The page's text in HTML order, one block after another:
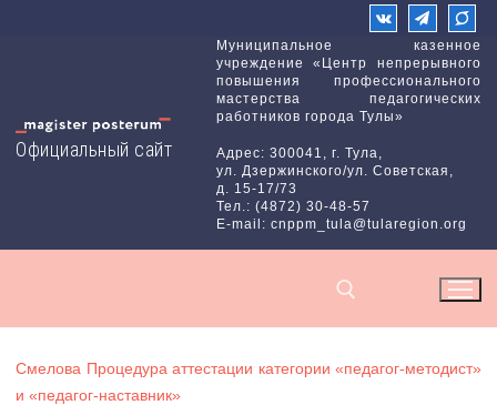
Официальный сайт
Муниципальное казенное
учреждение «Центр непрерывного
повышения профессионального
мастерства педагогических
работников города Тулы»
Адрес: 300041, г. Тула,
ул. Дзержинского/ул. Советская,
д. 15-17/73
Тел.: (4872) 30-48-57
E-mail: cnppm_tula@tularegion.org
Найти:
Смелова Процедура аттестации категории «педагог‑методист»
и «педагог‑наставник»